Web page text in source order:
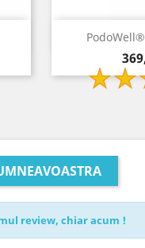

review, chiar acum !